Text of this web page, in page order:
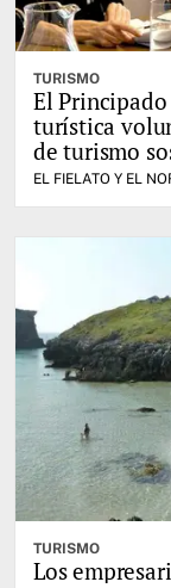
TURISMO
El
turística
de turismo
EL FIELATO Y EL
TURISMO
Los